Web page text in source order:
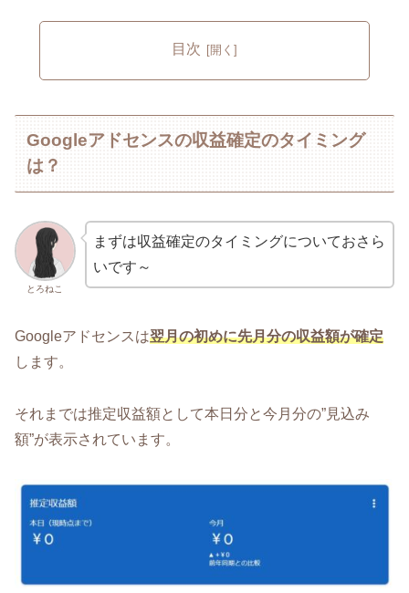
目次
Googleアドセンスの収益確定のタイミング
は？
とろねこ
まずは収益確定のタイミングについておさら
いです～
Googleアドセンスは翌月の初めに先月分の収益額が確定
します。
それまでは推定収益額として本日分と今月分の”見込み
額”が表示されています。